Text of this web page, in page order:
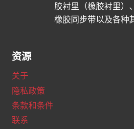
胶衬里（橡胶衬里）
橡胶同步带以及各种
资源
关于
隐私政策
条款和条件
联系